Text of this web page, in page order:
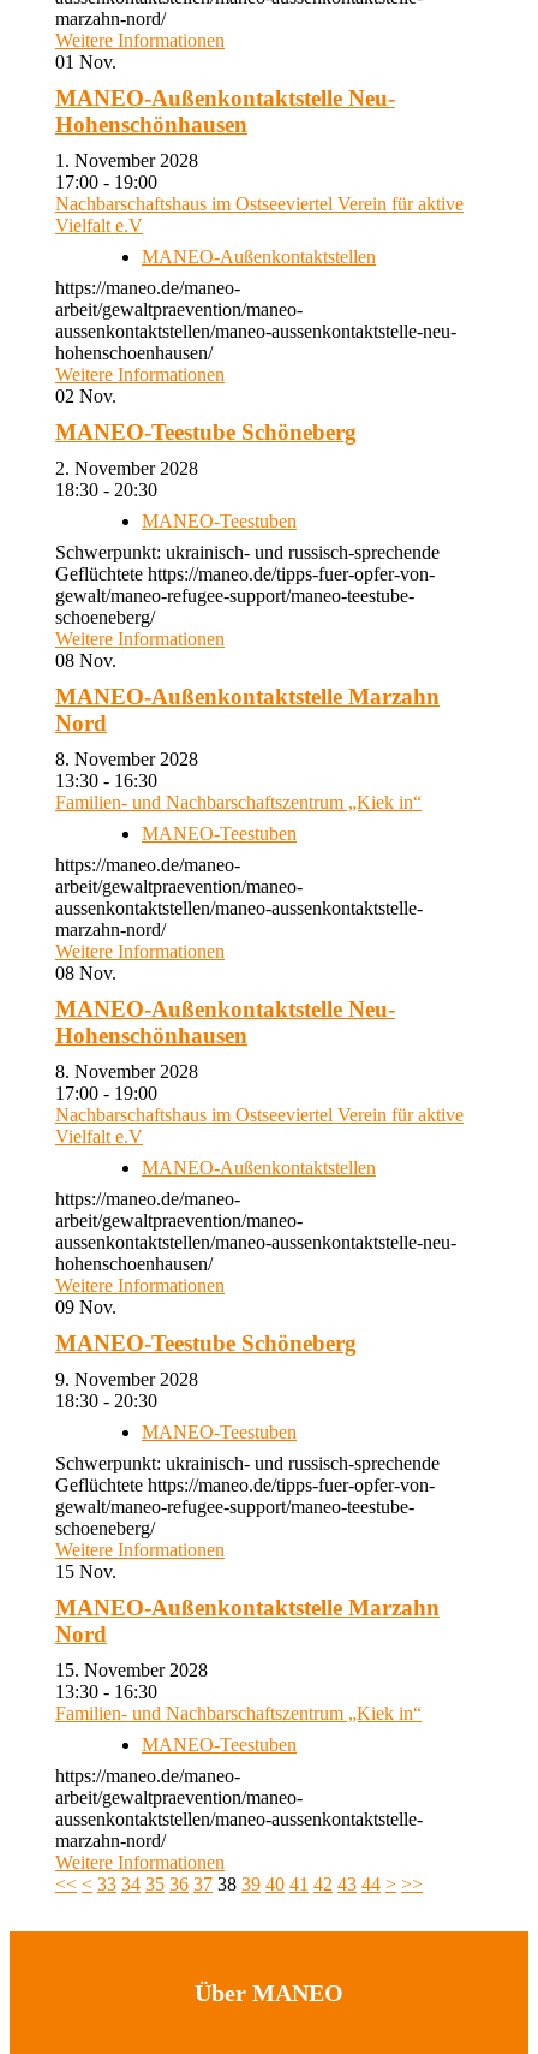
marzahn-nord/
Weitere Informationen
01 Nov.
MANEO-Außenkontaktstelle Neu-
Hohenschönhausen
1. November 2028
17:00 - 19:00
Nachbarschaftshaus im Ostseeviertel Verein für aktive
Vielfalt e.V
MANEO-Außenkontaktstellen
https://maneo.de/maneo-
arbeit/gewaltpraevention/maneo-
aussenkontaktstellen/maneo-aussenkontaktstelle-neu-
hohenschoenhausen/
Weitere Informationen
02 Nov.
MANEO-Teestube Schöneberg
2. November 2028
18:30 - 20:30
MANEO-Teestuben
Schwerpunkt: ukrainisch- und russisch-sprechende
Geflüchtete https://maneo.de/tipps-fuer-opfer-von-
gewalt/maneo-refugee-support/maneo-teestube-
schoeneberg/
Weitere Informationen
08 Nov.
MANEO-Außenkontaktstelle Marzahn
Nord
8. November 2028
13:30 - 16:30
Familien- und Nachbarschaftszentrum „Kiek in“
MANEO-Teestuben
https://maneo.de/maneo-
arbeit/gewaltpraevention/maneo-
aussenkontaktstellen/maneo-aussenkontaktstelle-
marzahn-nord/
Weitere Informationen
08 Nov.
MANEO-Außenkontaktstelle Neu-
Hohenschönhausen
8. November 2028
17:00 - 19:00
Nachbarschaftshaus im Ostseeviertel Verein für aktive
Vielfalt e.V
MANEO-Außenkontaktstellen
https://maneo.de/maneo-
arbeit/gewaltpraevention/maneo-
aussenkontaktstellen/maneo-aussenkontaktstelle-neu-
hohenschoenhausen/
Weitere Informationen
09 Nov.
MANEO-Teestube Schöneberg
9. November 2028
18:30 - 20:30
MANEO-Teestuben
Schwerpunkt: ukrainisch- und russisch-sprechende
Geflüchtete https://maneo.de/tipps-fuer-opfer-von-
gewalt/maneo-refugee-support/maneo-teestube-
schoeneberg/
Weitere Informationen
15 Nov.
MANEO-Außenkontaktstelle Marzahn
Nord
15. November 2028
13:30 - 16:30
Familien- und Nachbarschaftszentrum „Kiek in“
MANEO-Teestuben
https://maneo.de/maneo-
arbeit/gewaltpraevention/maneo-
aussenkontaktstellen/maneo-aussenkontaktstelle-
marzahn-nord/
Weitere Informationen
<< < 33 34 35 36 37 38 39 40 41 42 43 44 > >>
Über MANEO